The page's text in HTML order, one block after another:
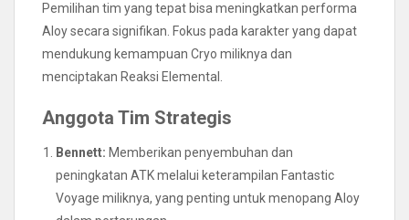
Pemilihan tim yang tepat bisa meningkatkan performa
Aloy secara signifikan. Fokus pada karakter yang dapat
mendukung kemampuan Cryo miliknya dan
menciptakan Reaksi Elemental.
Anggota Tim Strategis
Bennett: Memberikan penyembuhan dan
peningkatan ATK melalui keterampilan Fantastic
Voyage miliknya, yang penting untuk menopang Aloy